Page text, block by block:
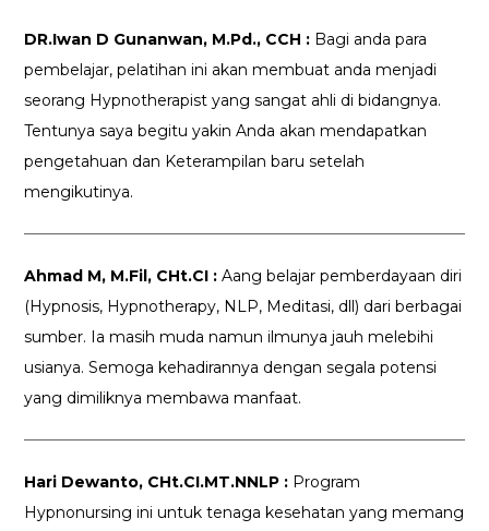
DR.Iwan D Gunanwan, M.Pd., CCH : Bagi anda para
pembelajar, pelatihan ini akan membuat anda menjadi
seorang Hypnotherapist yang sangat ahli di bidangnya.
Tentunya saya begitu yakin Anda akan mendapatkan
pengetahuan dan Keterampilan baru setelah
mengikutinya.
Ahmad M, M.Fil, CHt.CI : Aang belajar pemberdayaan diri
(Hypnosis, Hypnotherapy, NLP, Meditasi, dll) dari berbagai
sumber. Ia masih muda namun ilmunya jauh melebihi
usianya. Semoga kehadirannya dengan segala potensi
yang dimiliknya membawa manfaat.
Hari Dewanto, CHt.CI.MT.NNLP : Program
Hypnonursing ini untuk tenaga kesehatan yang memang